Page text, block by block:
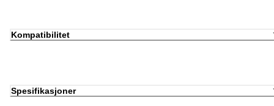
Kompatibilitet
Spesifikasjoner